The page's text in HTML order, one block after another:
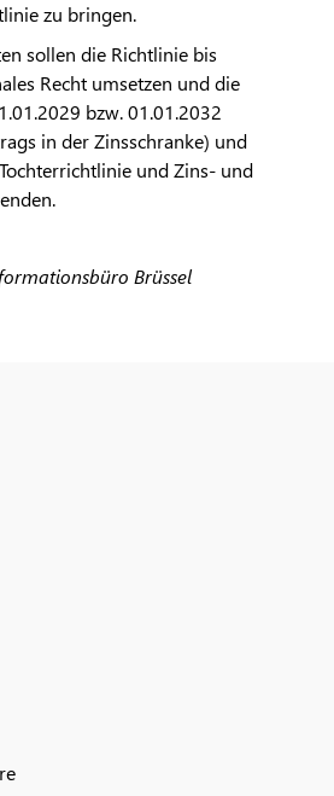
zu bringen.
sollen die Richtlinie bis
Recht umsetzen und die
bzw. 01.01.2032
in der Zinsschranke) und
und Zins- und
Brüssel